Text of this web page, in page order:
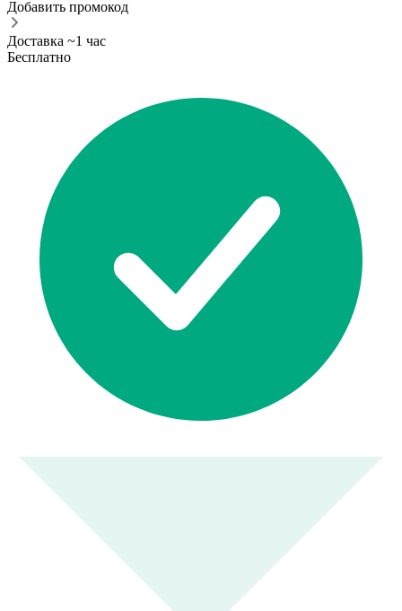
Добавить промокод
Доставка ~1 час
Бесплатно